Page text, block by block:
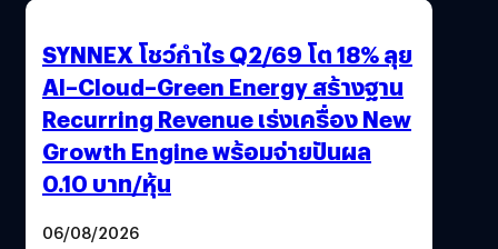
SYNNEX โชว์กำไร Q2/69 โต 18% ลุย
AI–Cloud–Green Energy สร้างฐาน
Recurring Revenue เร่งเครื่อง New
Growth Engine พร้อมจ่ายปันผล
0.10 บาท/หุ้น
06/08/2026